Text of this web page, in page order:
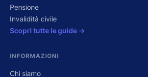
Pensione
Invalidità civile
Scopri tutte le guide →
INFORMAZIONI
Chi siamo